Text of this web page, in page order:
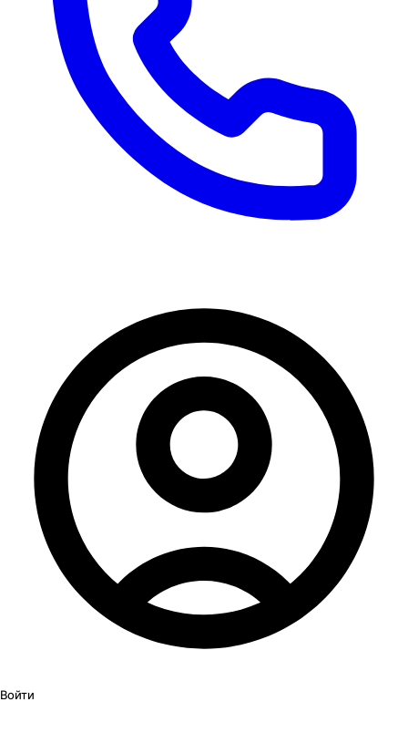
Войти